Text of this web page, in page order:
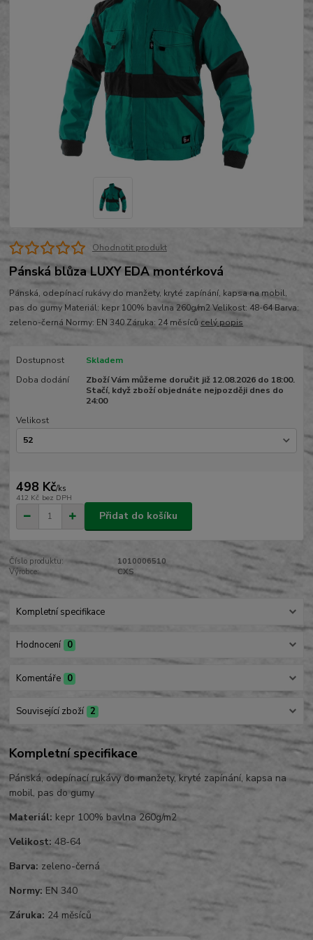
Ohodnotit produkt
Pánská blůza LUXY EDA montérková
Pánská, odepínací rukávy do manžety, kryté zapínání, kapsa na mobil,
pas do gumy Materiál: kepr 100% bavlna 260g/m2 Velikost: 48-64 Barva:
zeleno-černá Normy: EN 340 Záruka: 24 měsíců celý popis
Dostupnost
Skladem
Doba dodání
Zboží Vám můžeme doručit již 12.08.2026 do 18:00.
Stačí, když zboží objednáte nejpozději dnes do
24:00
Velikost
498 Kč/ks
412 Kč bez DPH
Přidat do košíku
Číslo produktu:
1010006510
Výrobce:
CXS
Kompletní specifikace
Hodnocení 0
Komentáře 0
Související zboží 2
Kompletní specifikace
Pánská, odepínací rukávy do manžety, kryté zapínání, kapsa na
mobil, pas do gumy
Materiál: kepr 100% bavlna 260g/m2
Velikost: 48-64
Barva: zeleno-černá
Normy: EN 340
Záruka: 24 měsíců